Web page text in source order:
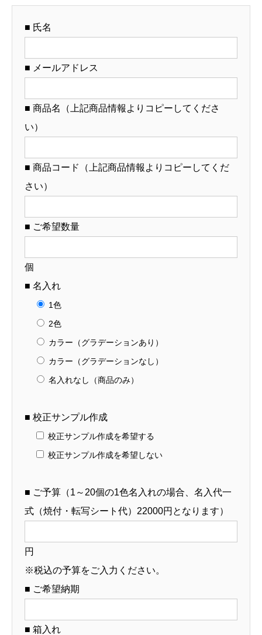
ル
ど
ん
製
【12-
■ 氏名
■ メールアドレス
■ 商品名（上記商品情報よりコピーしてくださ
い）
■ 商品コード（上記商品情報よりコピーしてくだ
さい）
■ ご希望数量
個
■ 名入れ
1色
2色
カラー（グラデーションあり）
カラー（グラデーションなし）
名入れなし（商品のみ）
■ 校正サンプル作成
校正サンプル作成を希望する
校正サンプル作成を希望しない
■ ご予算（1～20個の1色名入れの場合、名入代一
式（焼付・転写シート代）22000円となります）
円
※税込の予算をご入力ください。
■ ご希望納期
■ 箱入れ